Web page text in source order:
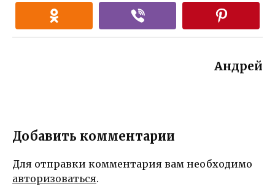
Андрей
Добавить комментарии
Для отправки комментария вам необходимо
авторизоваться.